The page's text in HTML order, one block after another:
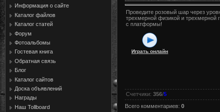
Информация о сайте
Каталог файлов
Каталог статей
Форум
Фотоальбомы
Гостевая книга
Обратная связь
Блог
Каталог сайтов
Доска объявлений
Награды
Наш Tollboard
Проведите розовый шар через
трехмерной физикой и трехмерной
с платформы!
Играть онлайн
Счетчики: 356/5
Всего комментариев: 0